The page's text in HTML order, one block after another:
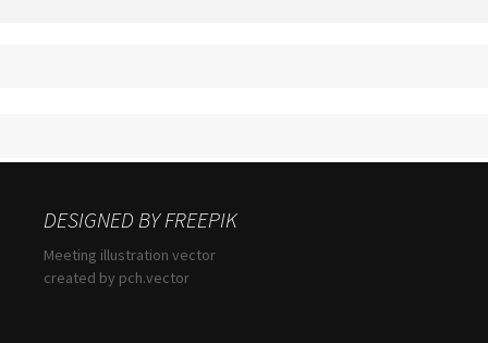
DESIGNED BY FREEPIK
Meeting illustration vector
created by pch.vector